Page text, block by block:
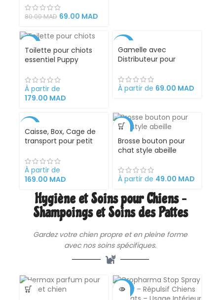
Nourriture Lent avec
Anneau Anti-Fuite – 2
80.00MAD 69.00 MAD
Toilette pour chiots
essentiel Puppy
d’entraînement
apprentissage de la
propreté
À partir de
179.00 MAD
Gamelle avec
Distributeur pour
À partir de 69.00 MAD
VENDU
Caisse, Box, Cage de
transport pour petit
Métallique, Clips,
Séparateur d’urine et
Loquet de Sécurité.
À partir de
169.00 MAD
-35%
VENDU
Brosse bouton pour
chat style abeille
À partir de 49.00 MAD
Hygiène et Soins pour Chiens –
Shampoings et Soins des Pattes
Gardez votre chien propre et en pleine forme
avec nos soins spécifiques.
-20%